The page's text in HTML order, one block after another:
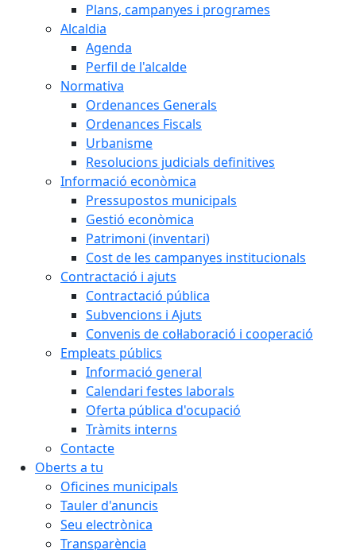
Plans, campanyes i programes
Alcaldia
Agenda
Perfil de l'alcalde
Normativa
Ordenances Generals
Ordenances Fiscals
Urbanisme
Resolucions judicials definitives
Informació econòmica
Pressupostos municipals
Gestió econòmica
Patrimoni (inventari)
Cost de les campanyes institucionals
Contractació i ajuts
Contractació pública
Subvencions i Ajuts
Convenis de col·laboració i cooperació
Empleats públics
Informació general
Calendari festes laborals
Oferta pública d'ocupació
Tràmits interns
Contacte
Oberts a tu
Oficines municipals
Tauler d'anuncis
Seu electrònica
Transparència